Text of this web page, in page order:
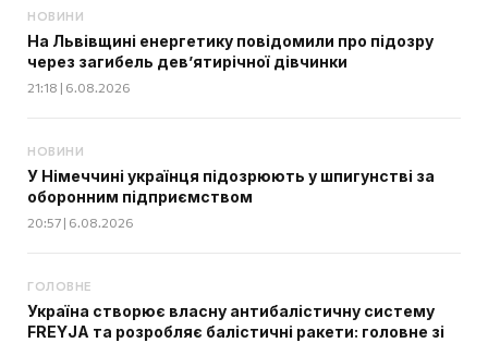
НОВИНИ
На Львівщині енергетику повідомили про підозру
через загибель дев’ятирічної дівчинки
21:18 | 6.08.2026
НОВИНИ
У Німеччині українця підозрюють у шпигунстві за
оборонним підприємством
20:57 | 6.08.2026
ГОЛОВНЕ
Україна створює власну антибалістичну систему
FREYJA та розробляє балістичні ракети: головне зі